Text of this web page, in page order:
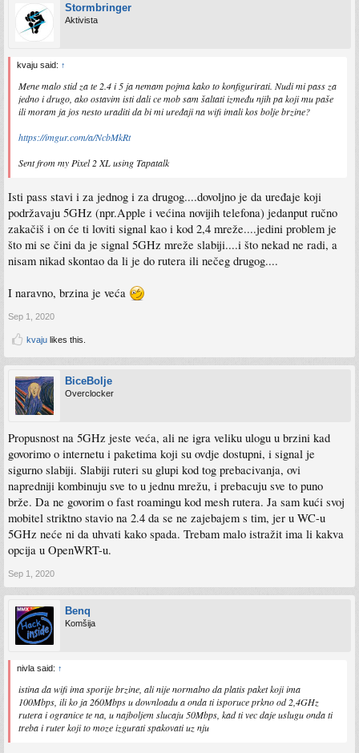
Stormbringer
Aktivista
kvaju said: ↑
Mene malo stid za te 2.4 i 5 ja nemam pojma kako to konfigurirati. Nudi mi pass za
jedno i drugo, ako ostavim isti dali ce mob sam šaltati između njih pa koji mu paše
ili moram ja jos nesto uraditi da bi mi uređaji na wifi imali kos bolje brzine?
https://imgur.com/a/NcbMkRt
Sent from my Pixel 2 XL using Tapatalk
Isti pass stavi i za jednog i za drugog....dovoljno je da uređaje koji
podržavaju 5GHz (npr.Apple i većina novijih telefona) jedanput ručno
zakačiš i on će ti loviti signal kao i kod 2,4 mreže....jedini problem je
što mi se čini da je signal 5GHz mreže slabiji....i što nekad ne radi, a
nisam nikad skontao da li je do rutera ili nečeg drugog....
I naravno, brzina je veća
Sep 1, 2020
kvaju likes this.
BiceBolje
Overclocker
Propusnost na 5GHz jeste veća, ali ne igra veliku ulogu u brzini kad
govorimo o internetu i paketima koji su ovdje dostupni, i signal je
sigurno slabiji. Slabiji ruteri su glupi kod tog prebacivanja, ovi
napredniji kombinuju sve to u jednu mrežu, i prebacuju sve to puno
brže. Da ne govorim o fast roamingu kod mesh rutera. Ja sam kući svoj
mobitel striktno stavio na 2.4 da se ne zajebajem s tim, jer u WC-u
5GHz neće ni da uhvati kako spada. Trebam malo istražit ima li kakva
opcija u OpenWRT-u.
Sep 1, 2020
Benq
Komšija
nivla said: ↑
istina da wifi ima sporije brzine, ali nije normalno da platis paket koji ima
100Mbps, ili ko ja 260Mbps u downloadu a onda ti isporuce prkno od 2,4GHz
rutera i ogranice te na, u najboljem slucaju 50Mbps, kad ti vec daje uslugu onda ti
treba i ruter koji to moze izgurati spakovati uz nju